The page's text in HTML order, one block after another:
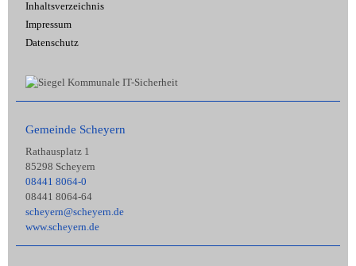
Inhaltsverzeichnis
Impressum
Datenschutz
Gemeinde Scheyern
Rathausplatz 1
85298 Scheyern
08441 8064-0
08441 8064-64
scheyern@scheyern.de
www.scheyern.de